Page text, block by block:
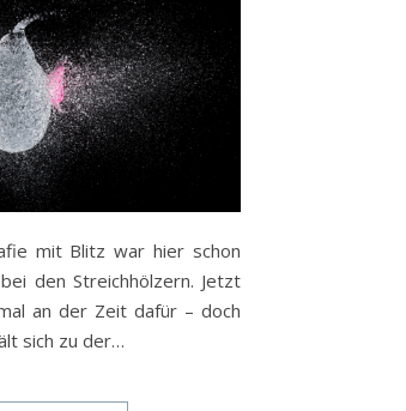
mit Blitz war hier schon
den Streichhölzern. Jetzt
an der Zeit dafür – doch
sich zu der…